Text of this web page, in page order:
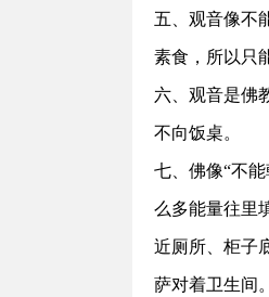
五、观音像不
素食，所以只
六、观音是佛
不向饭桌。
七、佛像“不
么多能量往里
近厕所、柜子
萨对着卫生间。